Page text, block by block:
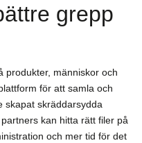
grepp
produkter, människor och
för att samla och
skapat skräddarsydda
kan hitta rätt filer på
och mer tid för det